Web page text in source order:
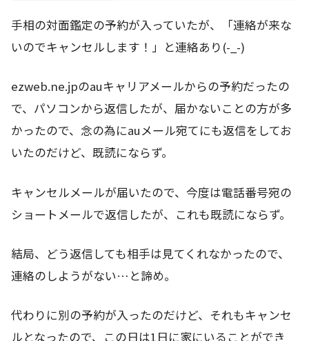
手相の対面鑑定の予約が入っていたが、「連絡が来な
いのでキャンセルします！」と連絡あり(-_-)
ezweb.ne.jpのauキャリアメールからの予約だったの
で、パソコンから返信したが、届かないことの方が多
かったので、念の為にauメール宛てにも返信をしてお
いたのだけど、既読にならず。
キャンセルメールが届いたので、今度は電話番号宛の
ショートメールで返信したが、これも既読にならず。
結局、どう返信しても相手は見てくれなかったので、
連絡のしようがない…と諦め。
代わりに別の予約が入ったのだけど、それもキャンセ
ルとなったので、この日は1日に家にいることができ